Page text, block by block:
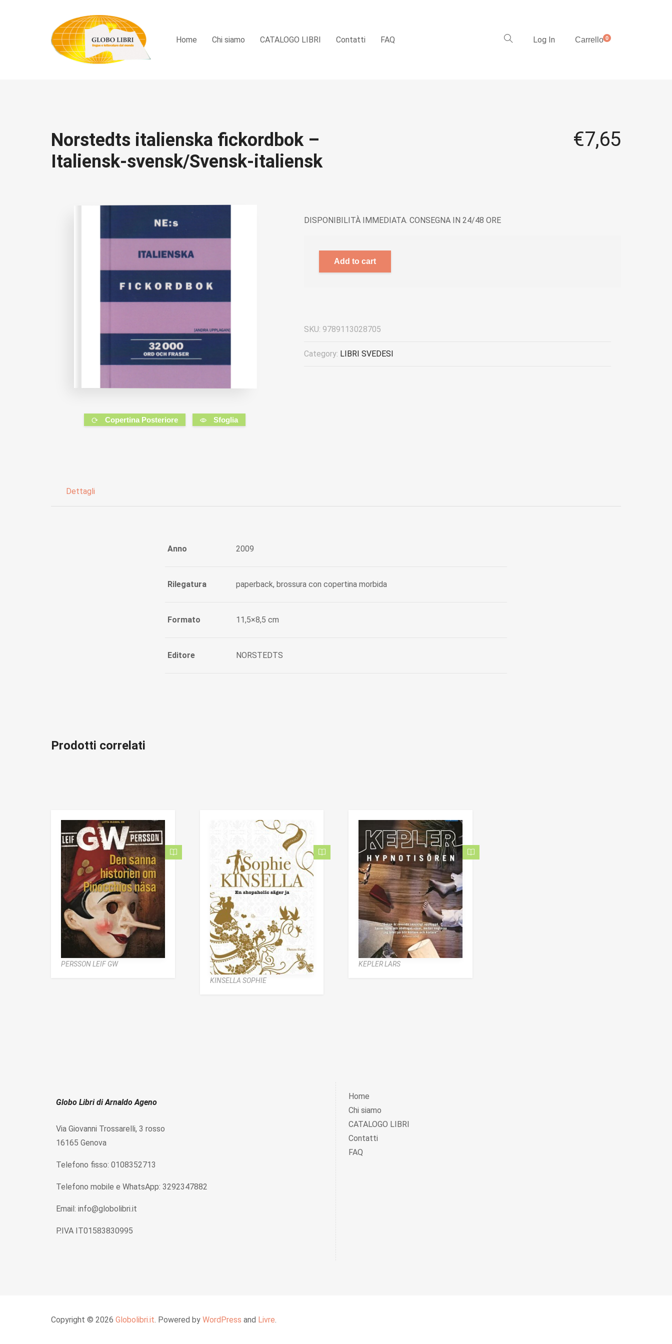
Home Chi siamo CATALOGO LIBRI Contatti FAQ Log In Carrello0
Norstedts italienska fickordbok –
Italiensk-svensk/Svensk-italiensk
€7,65
Copertina Posteriore Sfoglia
DISPONIBILITÀ IMMEDIATA. CONSEGNA IN 24/48 ORE
Add to cart
SKU: 9789113028705
Category: LIBRI SVEDESI
Dettagli
Anno 2009
Rilegatura paperback, brossura con copertina morbida
Formato 11,5×8,5 cm
Editore NORSTEDTS
Prodotti correlati
PERSSON LEIF GW
KINSELLA SOPHIE
KEPLER LARS
Globo Libri di Arnaldo Ageno
Via Giovanni Trossarelli, 3 rosso
16165 Genova
Telefono fisso: 0108352713
Telefono mobile e WhatsApp: 3292347882
Email: info@globolibri.it
P.IVA IT01583830995
Home
Chi siamo
CATALOGO LIBRI
Contatti
FAQ
Copyright © 2026 Globolibri.it. Powered by WordPress and Livre.